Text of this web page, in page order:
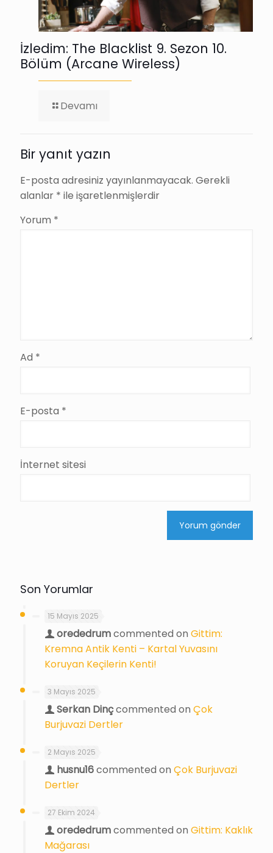
İzledim: The Blacklist 9. Sezon 10.
Bölüm (Arcane Wireless)
Devamı
9.
Sezon
10.
Bölüm
(Arcane
Bir yanıt yazın
E-posta adresiniz yayınlanmayacak. Gerekli
alanlar * ile işaretlenmişlerdir
Yorum *
Ad *
E-posta *
İnternet sitesi
Son Yorumlar
15 Mayıs 2025
orededrumcommented on Gittim:
Kremna Antik Kenti – Kartal Yuvasını
Koruyan Keçilerin Kenti!
3 Mayıs 2025
Serkan Dinçcommented on Çok
Burjuvazi Dertler
2 Mayıs 2025
husnu16commented on Çok Burjuvazi
Dertler
27 Ekim 2024
orededrumcommented on Gittim: Kaklık
Mağarası